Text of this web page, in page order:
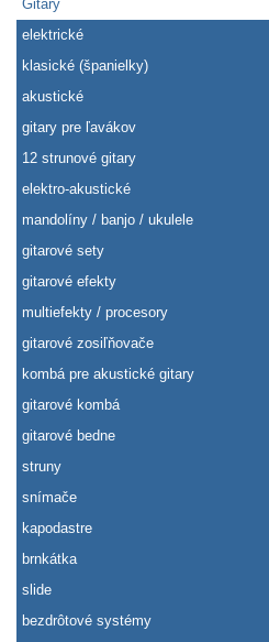
Gitary
elektrické
klasické (španielky)
akustické
gitary pre ľavákov
12 strunové gitary
elektro-akustické
mandolíny / banjo / ukulele
gitarové sety
gitarové efekty
multiefekty / procesory
gitarové zosiľňovače
kombá pre akustické gitary
gitarové kombá
gitarové bedne
struny
snímače
kapodastre
brnkátka
slide
bezdrôtové systémy